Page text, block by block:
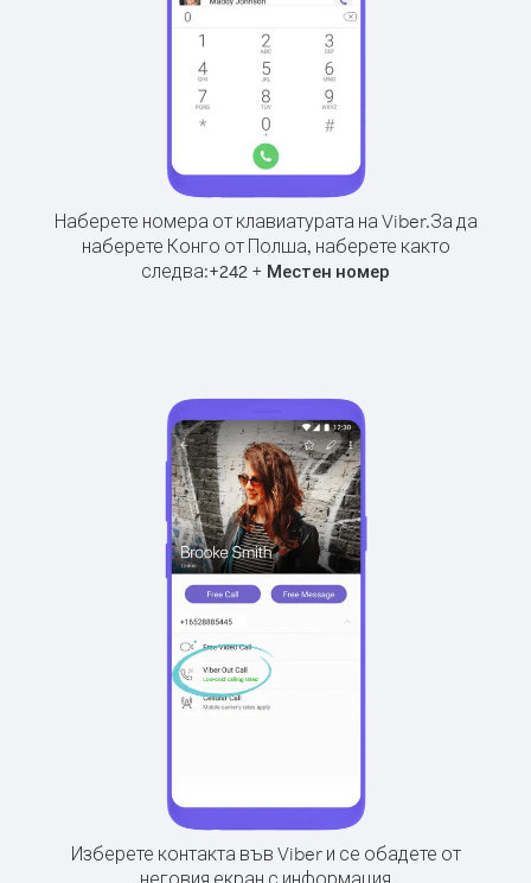
Наберете номера от клавиатурата на Viber.За да
наберете Конго от Полша, наберете както
следва:+242 + Местен номер
Изберете контакта във Viber и се обадете от
неговия екран с информация